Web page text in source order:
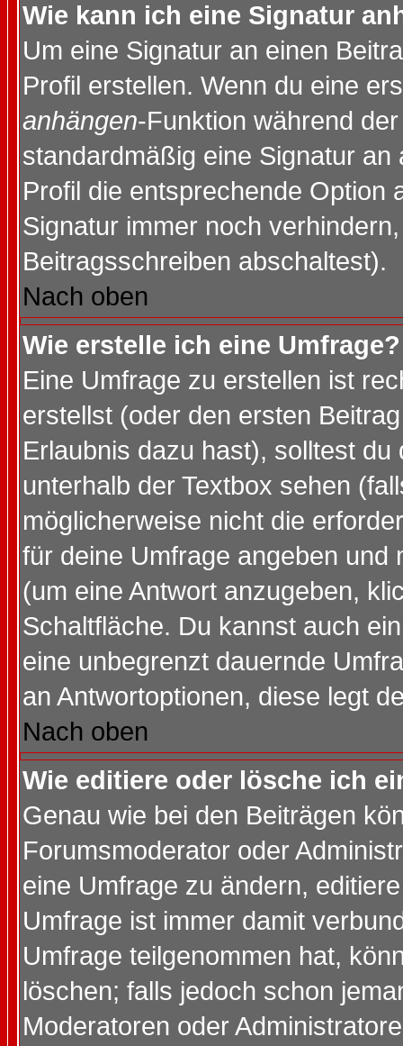
Wie kann ich eine Signatur
Um eine Signatur an einen
Profil erstellen. Wenn du eine
anhängen-Funktion während
standardmäßig eine Signatur
Profil die entsprechende Option
Signatur immer noch
Beitragsschreiben abschaltest).
Nach oben
Wie erstelle ich eine Umfrage?
Eine Umfrage zu erstellen ist
erstellst (oder den ersten
Erlaubnis dazu hast), solltest
unterhalb der Textbox sehen
möglicherweise nicht die
für deine Umfrage angeben und
(um eine Antwort anzugeben,
Schaltfläche. Du kannst auch
eine unbegrenzt dauernde
an Antwortoptionen, diese legt
Nach oben
Wie editiere oder lösche ich
Genau wie bei den Beiträgen
Forumsmoderator oder
eine Umfrage zu ändern,
Umfrage ist immer damit
Umfrage teilgenommen hat,
löschen; falls jedoch schon
Moderatoren oder